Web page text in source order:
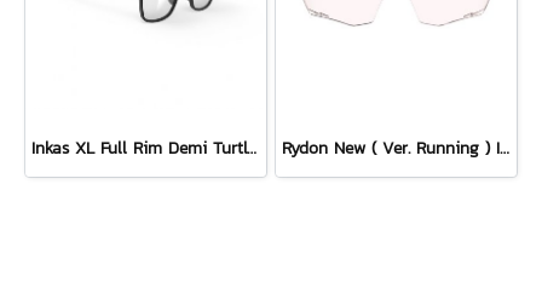
Inkas XL Full Rim Demi Turtle - Smoke Black Rydon New ( Ver. Running ) Impactx Photochromic 2 Red Lens